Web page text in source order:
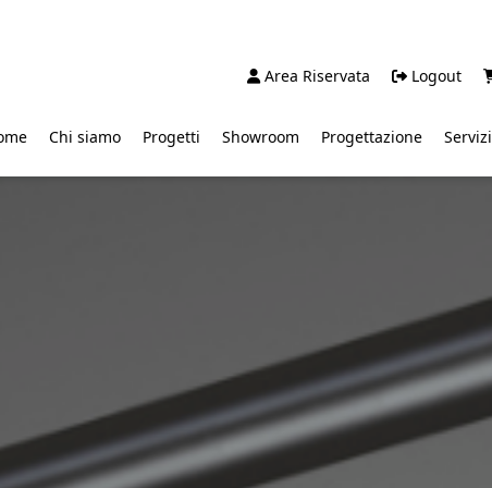
Area Riservata Logout
Chi siamo Progetti Showroom Progettazione Servizi